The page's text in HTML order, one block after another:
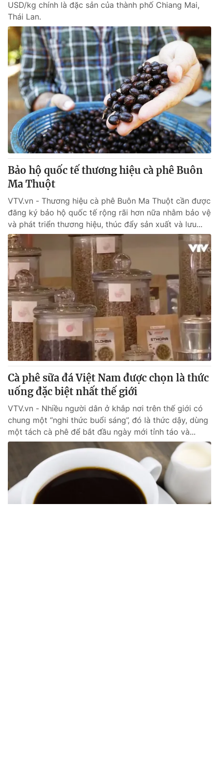
USD/kg chính là đặc sản của thành phố Chiang Mai,
Thái Lan.
Bảo hộ quốc tế thương hiệu cà phê Buôn
Ma Thuột
VTV.vn - Thương hiệu cà phê Buôn Ma Thuột cần được
đăng ký bảo hộ quốc tế rộng rãi hơn nữa nhằm bảo vệ
và phát triển thương hiệu, thúc đẩy sản xuất và lưu...
Cà phê sữa đá Việt Nam được chọn là thức
uống đặc biệt nhất thế giới
VTV.vn - Nhiều người dân ở khắp nơi trên thế giới có
chung một “nghi thức buổi sáng”, đó là thức dậy, dùng
một tách cà phê để bắt đầu ngày mới tỉnh táo và...